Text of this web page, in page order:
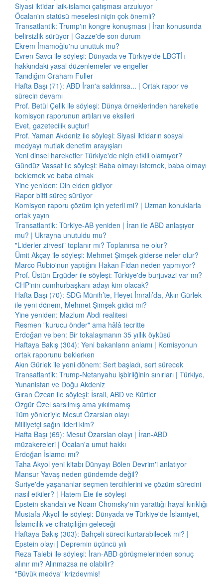
Siyasi iktidar laik-islamcı çatışması arzuluyor
Öcalan'ın statüsü meselesi niçin çok önemli?
Transatlantik: Trump'ın kongre konuşması | İran konusunda
belirsizlik sürüyor | Gazze'de son durum
Ekrem İmamoğlu'nu unuttuk mu?
Evren Savcı ile söyleşi: Dünyada ve Türkiye'de LBGTİ+
hakkındaki yasal düzenlemeler ve engeller
Tanıdığım Graham Fuller
Hafta Başı (71): ABD İran'a saldırırsa... | Ortak rapor ve
sürecin devamı
Prof. Betül Çelik ile söyleşi: Dünya örneklerinden hareketle
komisyon raporunun artıları ve eksileri
Evet, gazetecilik suçtur!
Prof. Yaman Akdeniz ile söyleşi: Siyasi iktidarın sosyal
medyayı mutlak denetim arayışları
Yeni dinsel hareketler Türkiye'de niçin etkili olamıyor?
Gündüz Vassaf ile söyleşi: Baba olmayı istemek, baba olmayı
beklemek ve baba olmak
Yine yeniden: Din elden gidiyor
Rapor bitti süreç sürüyor
Komisyon raporu çözüm için yeterli mi? | Uzman konuklarla
ortak yayın
Transatlantik: Türkiye-AB yeniden | İran ile ABD anlaşıyor
mu? | Ukrayna unutuldu mu?
"Liderler zirvesi" toplanır mı? Toplanırsa ne olur?
Ümit Akçay ile söyleşi: Mehmet Şimşek giderse neler olur?
Marco Rubio'nun yaptığını Hakan Fidan neden yapmıyor?
Prof. Üstün Ergüder ile söyleşi: Türkiye'de burjuvazi var mı?
CHP'nin cumhurbaşkanı adayı kim olacak?
Hafta Başı (70): SDG Münih’te, Heyet İmralı’da, Akın Gürlek
ile yeni dönem, Mehmet Şimşek gidici mi?
Yine yeniden: Mazlum Abdi realitesi
Resmen "kurucu önder" ama hâlâ tecritte
Erdoğan ve ben: Bir tokalaşmanın 35 yıllık öyküsü
Haftaya Bakış (304): Yeni bakanların anlamı | Komisyonun
ortak raporunu beklerken
Akın Gürlek ile yeni dönem: Sert başladı, sert sürecek
Transatlantik: Trump-Netanyahu işbirliğinin sınırları | Türkiye,
Yunanistan ve Doğu Akdeniz
Gıran Özcan ile söyleşi: İsrail, ABD ve Kürtler
Özgür Özel sarsılmış ama yıkılmamış
Tüm yönleriyle Mesut Özarslan olayı
Milliyetçi sağın lideri kim?
Hafta Başı (69): Mesut Özarslan olayı | İran-ABD
müzakereleri | Öcalan'a umut hakkı
Erdoğan İslamcı mı?
Taha Akyol yeni kitabı Dünyayı Bölen Devrim'i anlatıyor
Mansur Yavaş neden gündemde değil?
Suriye'de yaşananlar seçmen tercihlerini ve çözüm sürecini
nasıl etkiler? | Hatem Ete ile söyleşi
Epstein skandalı ve Noam Chomsky'nin yarattığı hayal kırıklığı
Mustafa Akyol ile söyleşi: Dünyada ve Türkiye'de İslamiyet,
İslamcılık ve cihatçılığın geleceği
Haftaya Bakış (303): Bahçeli süreci kurtarabilecek mi? |
Epstein olayı | Depremin üçüncü yılı
Reza Talebi ile söyleşi: İran-ABD görüşmelerinden sonuç
alınır mı? Alınmazsa ne olabilir?
"Büyük medya" krizdeymiş!